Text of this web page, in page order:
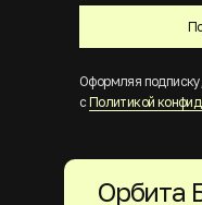
Оформляя
с Политикой
Орбита